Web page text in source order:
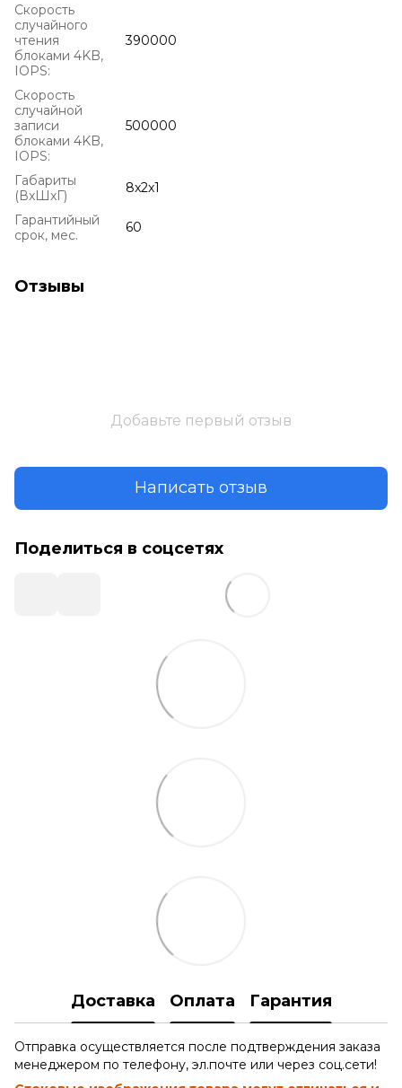
Скорость
случайного
чтения
блоками 4KB,
IOPS:
390000
Скорость
случайной
записи
блоками 4KB,
IOPS:
500000
Габариты
(ВхШхГ)
8x2x1
Гарантийный
срок, мес.
60
Отзывы
Добавьте первый отзыв
Написать отзыв
Поделиться в соцсетях
Доставка Оплата Гарантия
Отправка осуществляется после подтверждения заказа
менеджером по телефону, эл.почте или через соц.сети!